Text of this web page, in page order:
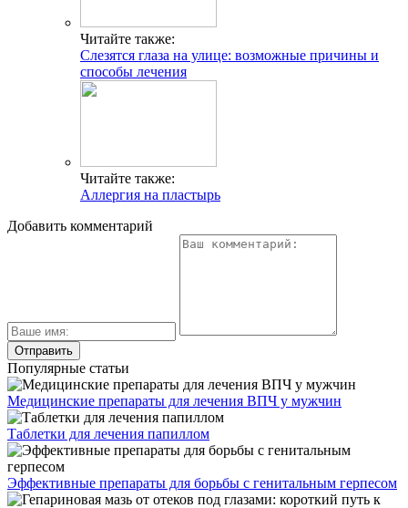
Читайте также:
Слезятся глаза на улице: возможные причины и
способы лечения
Читайте также:
Аллергия на пластырь
Добавить комментарий
Популярные статьи
Медицинские препараты для лечения ВПЧ у мужчин
Таблетки для лечения папиллом
Эффективные препараты для борьбы с генитальным герпесом